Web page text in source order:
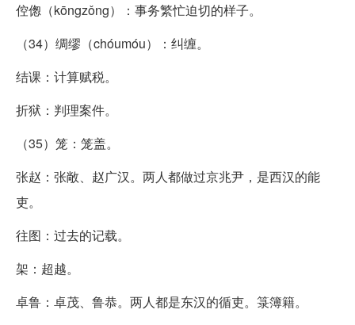
倥偬（kōngzǒng）：事务繁忙迫切的样子。
（34）绸缪（chóumóu）：纠缠。
结课：计算赋税。
折狱：判理案件。
（35）笼：笼盖。
张赵：张敞、赵广汉。两人都做过京兆尹，是西汉的能
吏。
往图：过去的记载。
架：超越。
卓鲁：卓茂、鲁恭。两人都是东汉的循吏。箓簿籍。